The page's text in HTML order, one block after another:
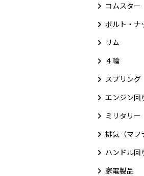
コムスター
ボルト・ナ
リム
４輪
スプリング
エンジン回
ミリタリー
排気（マフ
ハンドル回
家電製品